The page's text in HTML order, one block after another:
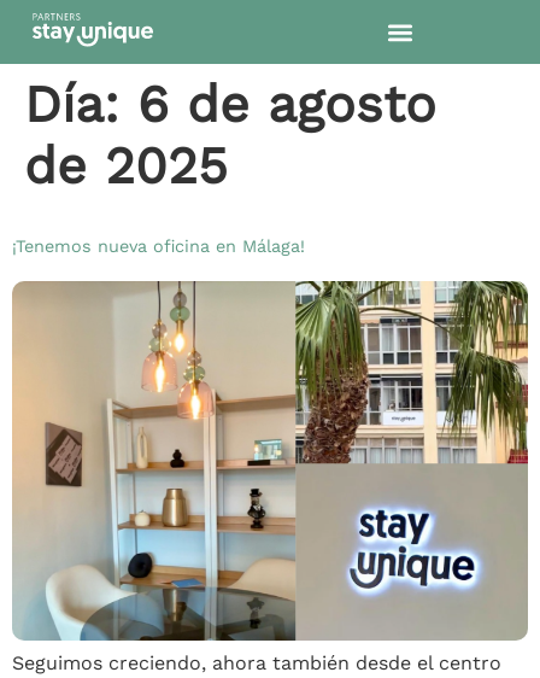
contenido
Día: 6 de agosto
de 2025
¡Tenemos nueva oficina en Málaga!
Seguimos creciendo, ahora también desde el centro